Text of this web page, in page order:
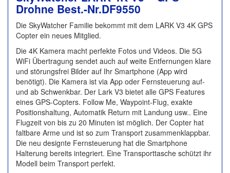
Drohne Best.-Nr.DF9550
Die SkyWatcher Familie bekommt mit dem LARK V3 4K GPS
Copter ein neues Mitglied.
Die 4K Kamera macht perfekte Fotos und Videos. Die 5G
WiFi Übertragung sendet auch auf weite Entfernungen klare
und störungsfrei Bilder auf Ihr Smartphone (App wird
benötigt). Die Kamera ist via App oder Fernsteuerung auf-
und ab Schwenkbar. Der Lark V3 bietet alle GPS Features
eines GPS-Copters. Follow Me, Waypoint-Flug, exakte
Positionshaltung, Automatik Return mit Landung usw.. Eine
Flugzeit von bis zu 20 Minuten ist möglich. Der Copter hat
faltbare Arme und ist so zum Transport zusammenklappbar.
Die neu designte Fernsteuerung hat die Smartphone
Halterung bereits integriert. Eine Transporttasche schützt ihr
Modell beim Transport perfekt.